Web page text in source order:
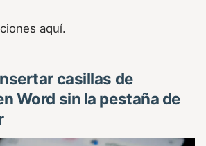
aquí.
casillas de
Word sin la pestaña de